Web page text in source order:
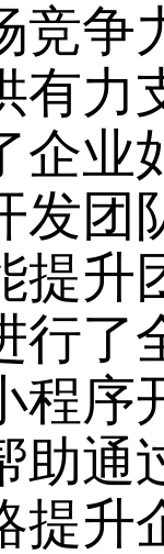
竞争
有力
企业
发团
提升
行了
程序
助通
提升